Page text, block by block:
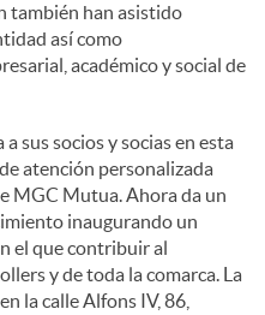
también han asistido
así como
académico y social de
sus socios y socias en esta
atención personalizada
MGC Mutua. Ahora da un
inaugurando un
el que contribuir al
y de toda la comarca. La
la calle Alfons IV, 86,